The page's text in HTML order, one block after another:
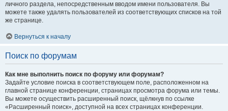
личного раздела, непосредственным вводом имени пользователя. Вы
можете также удалять пользователей из соответствующих списков на той
же странице.
Вернуться к началу
Поиск по форумам
Как мне выполнить поиск по форуму или форумам?
Задайте условие поиска в соответствующем поле, расположенном на
главной странице конференции, страницах просмотра форума или темы.
Вы можете осуществить расширенный поиск, щёлкнув по ссылке
«Расширенный поиск», доступной на всех страницах конференции.